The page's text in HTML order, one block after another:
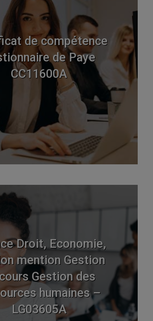
de compétence
de Paye
CC11600A
Droit, Economie,
mention Gestion
Gestion des
humaines –
LG03605A